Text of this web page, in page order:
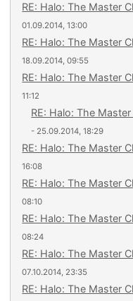
RE: Halo: The Master
01.09.2014, 13:00
RE: Halo: The Master
18.09.2014, 09:55
RE: Halo: The Master
11:12
RE: Halo: The
- 25.09.2014, 18:29
RE: Halo: The Master
16:08
RE: Halo: The Master
08:10
RE: Halo: The Master
08:24
RE: Halo: The Master
07.10.2014, 23:35
RE: Halo: The Master